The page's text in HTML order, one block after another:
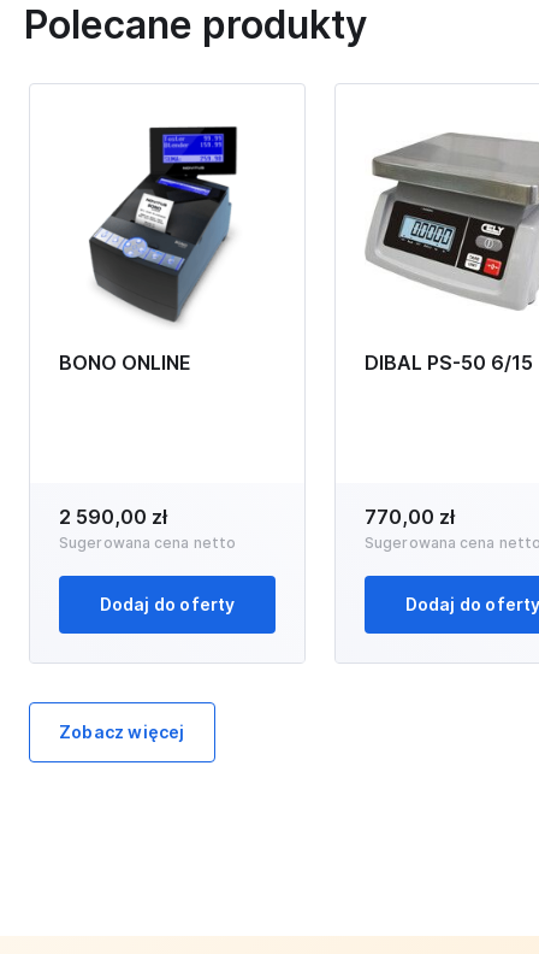
Polecane produkty
BONO ONLINE
2 590,00 zł
Sugerowana cena netto
Dodaj do oferty
DIBAL PS-50 6/15
770,00 zł
Sugerowana cena
Dodaj do
Zobacz więcej